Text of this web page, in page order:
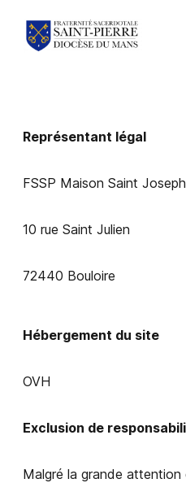
Représentant légal
FSSP Maison Saint Joseph
10 rue Saint Julien
72440 Bouloire
Hébergement du site
OVH
Exclusion de
Malgré la grande attention